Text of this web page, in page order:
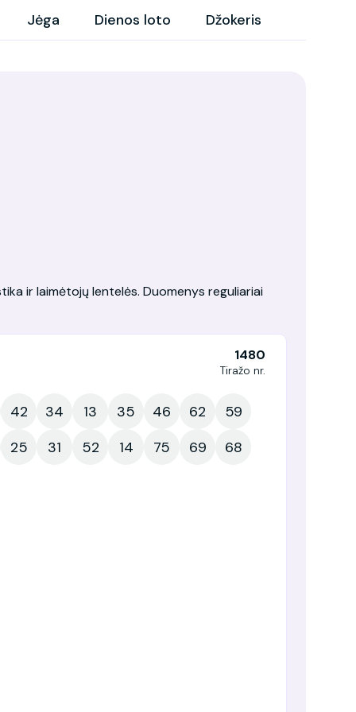
Jėga Dienos loto Džokeris
ir laimėtojų lentelės. Duomenys reguliariai
1480
Tiražo nr.
42 34 13 35 46 62
59
25
31 52 14 75 69 68